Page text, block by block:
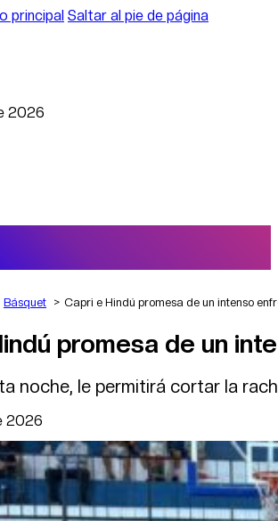
principal Saltar al pie de página
2026
TV
Básquet Capri e Hindú promesa de un intenso
promesa de un
noche, le permitirá cortar la
2026